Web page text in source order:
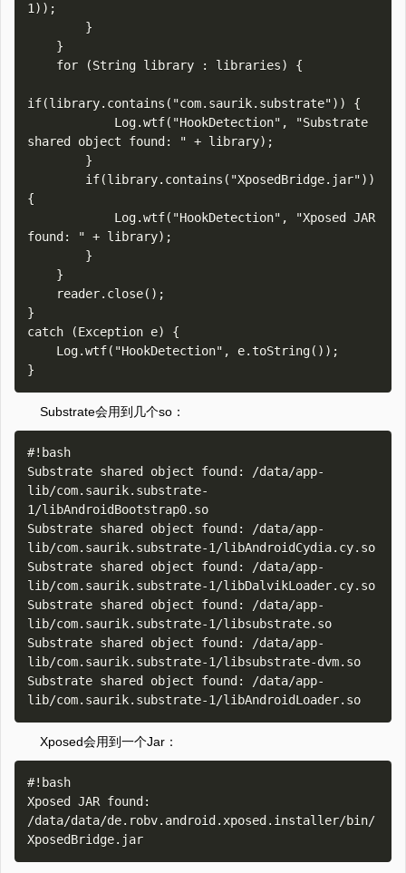
1));
if(library.contains("com.saurik.substrate")) {
shared object found: " + library);
{
found: " + library);
}
catch (Exception e) {
Substrate会用到几个so：
#!bash
Substrate shared object found: /data/app-
lib/com.saurik.substrate-
1/libAndroidBootstrap0.so
Substrate shared object found: /data/app-
lib/com.saurik.substrate-1/libAndroidCydia.cy.so
Substrate shared object found: /data/app-
lib/com.saurik.substrate-1/libDalvikLoader.cy.so
Substrate shared object found: /data/app-
lib/com.saurik.substrate-1/libsubstrate.so
Substrate shared object found: /data/app-
lib/com.saurik.substrate-1/libsubstrate-dvm.so
Substrate shared object found: /data/app-
Xposed会用到一个Jar：
#!bash
Xposed JAR found:
/data/data/de.robv.android.xposed.installer/bin/